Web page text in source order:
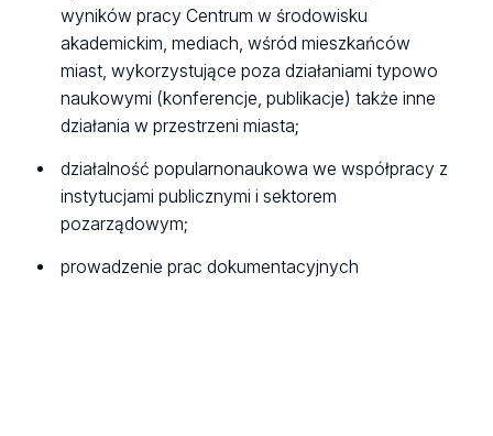
wyników pracy Centrum w środowisku
akademickim, mediach, wśród mieszkańców
miast, wykorzystujące poza działaniami typowo
naukowymi (konferencje, publikacje) także inne
działania w przestrzeni miasta;
działalność popularnonaukowa we współpracy z
instytucjami publicznymi i sektorem
pozarządowym;
prowadzenie prac dokumentacyjnych